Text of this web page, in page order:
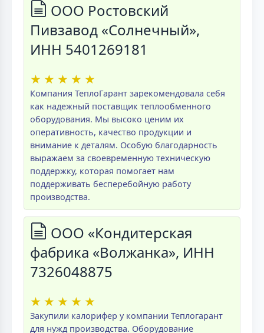
ООО Ростовский
Пивзавод «Солнечный»,
ИНН 5401269181
★ ★ ★ ★ ★
Компания ТеплоГарант зарекомендовала себя
как надежный поставщик теплообменного
оборудования. Мы высоко ценим их
оперативность, качество продукции и
внимание к деталям. Особую благодарность
выражаем за своевременную техническую
поддержку, которая помогает нам
поддерживать бесперебойную работу
производства.
ООО «Кондитерская
фабрика «Волжанка», ИНН
7326048875
★ ★ ★ ★ ★
Закупили калорифер у компании Теплогарант
для нужд производства. Оборудование